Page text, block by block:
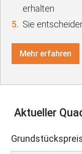
erhalten
5. Sie
Mehr erfahren
Aktueller